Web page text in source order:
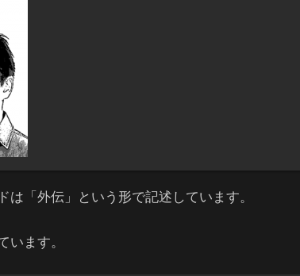
「外伝」という形で記述しています。
ます。